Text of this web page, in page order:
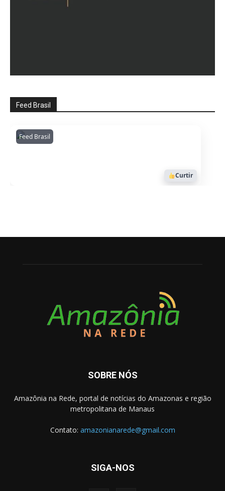
Feed Brasil
Feed BrasilAmazonianarede
1053
Curtir
SOBRE NÓS
Amazônia na Rede, portal de notícias do Amazonas e região
metropolitana de Manaus
Contato: amazonianarede@gmail.com
SIGA-NOS